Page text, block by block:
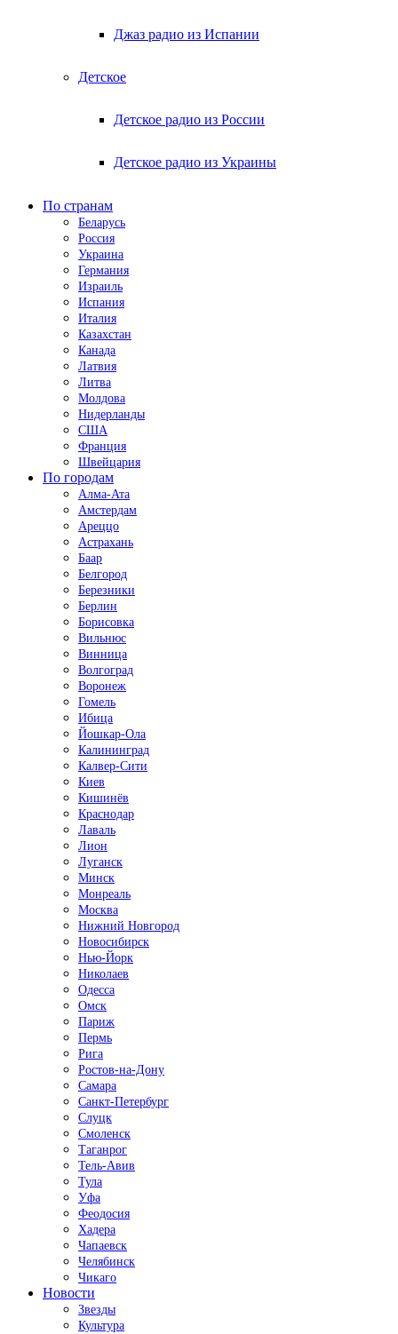
Джаз радио из Испании
Детское
Детское радио из России
Детское радио из Украины
По странам
Беларусь
Россия
Украина
Германия
Израиль
Испания
Италия
Казахстан
Канада
Латвия
Литва
Молдова
Нидерланды
США
Франция
Швейцария
По городам
Алма-Ата
Амстердам
Ареццо
Астрахань
Баар
Белгород
Березники
Берлин
Борисовка
Вильнюс
Винница
Волгоград
Воронеж
Гомель
Ибица
Йошкар-Ола
Калининград
Калвер-Сити
Киев
Кишинёв
Краснодар
Лаваль
Лион
Луганск
Минск
Монреаль
Москва
Нижний Новгород
Новосибирск
Нью-Йорк
Николаев
Одесса
Омск
Париж
Пермь
Рига
Ростов-на-Дону
Самара
Санкт-Петербург
Слуцк
Смоленск
Таганрог
Тель-Авив
Тула
Уфа
Феодосия
Хадера
Чапаевск
Челябинск
Чикаго
Новости
Звезды
Культура